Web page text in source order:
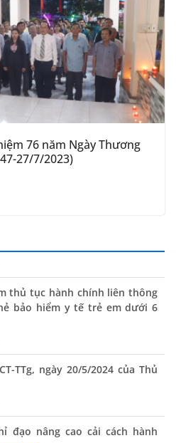
76 năm Ngày Thương
27/7/2023)
thủ tục hành chính liên thông
bảo hiểm y tế trẻ em dưới 6
TTg, ngày 20/5/2024 của Thủ
đạo nâng cao cải cách hành